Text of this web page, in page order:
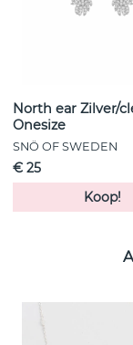
North ear Zilver/
Onesize
SNÖ OF SWEDEN
€ 25
Koop!